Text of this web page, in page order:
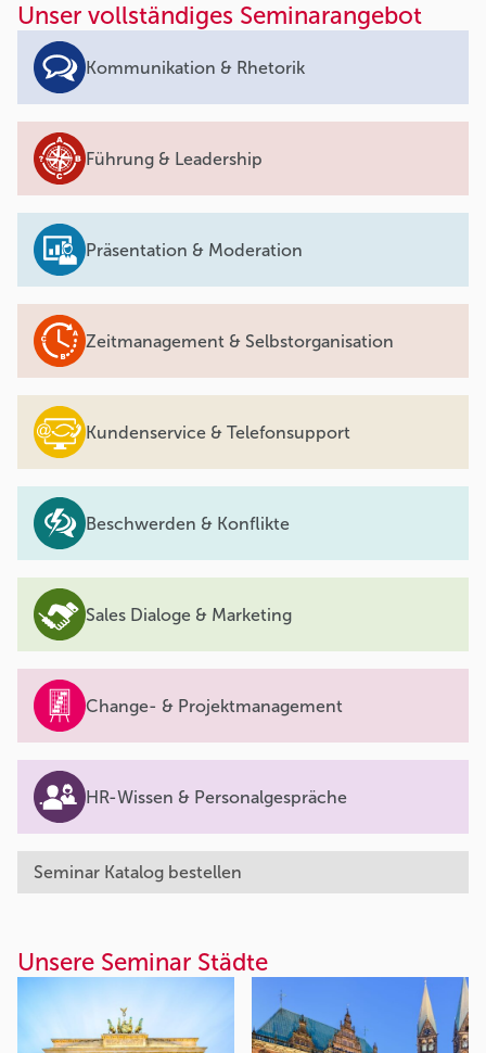
Unser vollständiges Seminarangebot
Kommunikation & Rhetorik
Führung & Leadership
Präsentation & Moderation
Zeitmanagement & Selbstorganisation
Kundenservice & Telefonsupport
Beschwerden & Konflikte
Sales Dialoge & Marketing
Change- & Projektmanagement
HR-Wissen & Personalgespräche
Seminar Katalog bestellen
Unsere Seminar Städte